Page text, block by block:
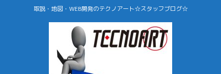
取説・地図・WEB開発のテクノアート☆スタッフブログ☆